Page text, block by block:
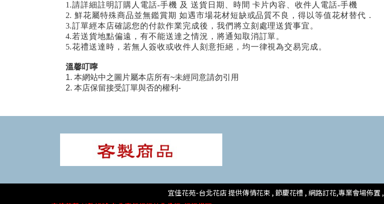
1.請詳細註明訂購人電話-手機 及 送貨日期、時間 卡片內容、收件人電話-手機
2. 鮮花屬特殊商品並無鑑賞期 如遇市場花材短缺或品質不良，得以等值花材替代．
3.訂單經本店確認您的付款作業完成後，我們將立刻處理送貨事宜。
4.若送貨地點偏遠，有不能送達之情況，將通知取消訂單。
5.花禮送達時，若無人簽收或收件人刻意拒絕，均一律視為交易完成。
溫馨叮嚀
1. 本網站中之圖片屬本店所有~未經同意請勿引用
2. 本店保留接受訂單與否的權利-
宜佳花苑-台北花店 提供傳情花束 , 節慶花禮 , 網路訂花,專業會場佈置 ,